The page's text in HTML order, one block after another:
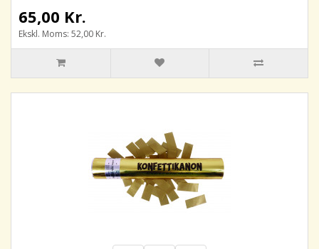
65,00 Kr.
Ekskl. Moms: 52,00 Kr.